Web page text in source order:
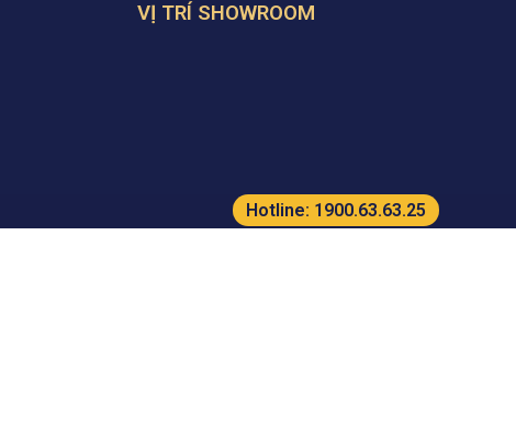
VỊ TRÍ SHOWROOM
Hotline: 1900.63.63.25